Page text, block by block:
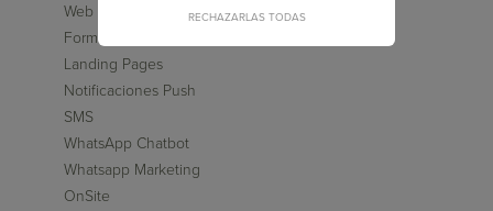
Web Chatbot
Formularios
Landing Pages
Notificaciones Push
SMS
WhatsApp Chatbot
Whatsapp Marketing
OnSite
RECHAZARLAS TODAS